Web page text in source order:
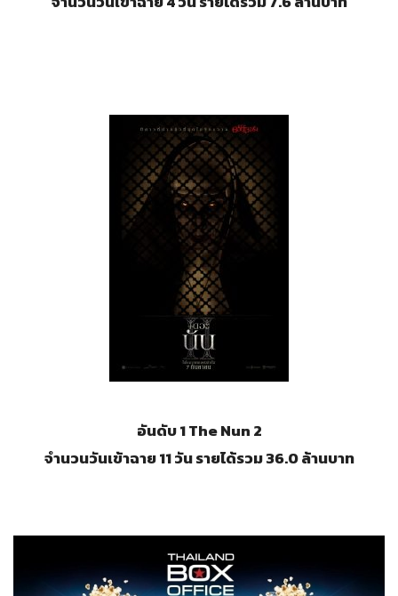
อันดับ 1 The Nun 2
จำนวนวันเข้าฉาย 11 วัน รายได้รวม 36.0 ล้านบาท